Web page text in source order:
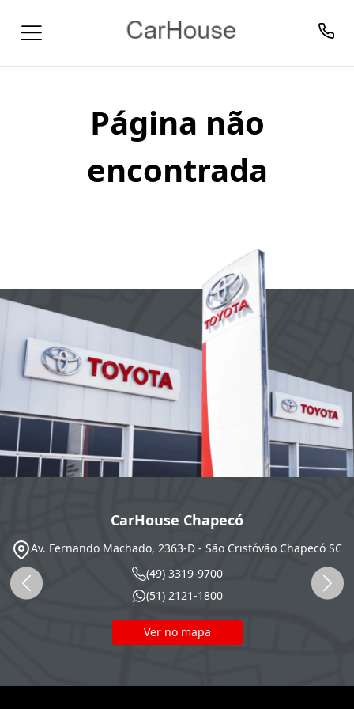
Página não
encontrada
CarHouse Chapecó
Av. Fernando Machado, 2363-D - São Cristóvão Chapecó SC
(49) 3319-9700
(51) 2121-1800
Ver no mapa